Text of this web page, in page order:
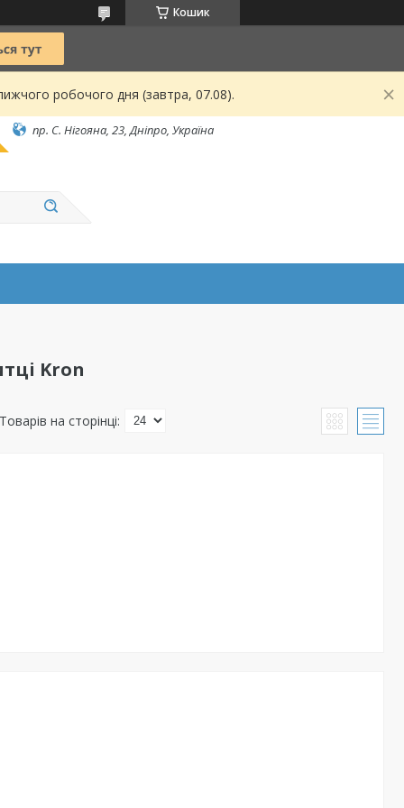
Кошик
робочого дня (завтра, 07.08).
пр. С. Нігояна, 23, Дніпро, Україна
Kron